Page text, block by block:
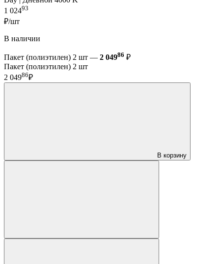
1 02493
₽/шт
В наличии
Пакет (полиэтилен) 2 шт — 2 04986 ₽
Пакет (полиэтилен) 2 шт
2 04986₽
В корзину